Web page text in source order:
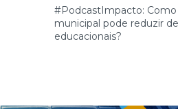
#PodcastImpacto:
municipal pode reduzir
educacionais?